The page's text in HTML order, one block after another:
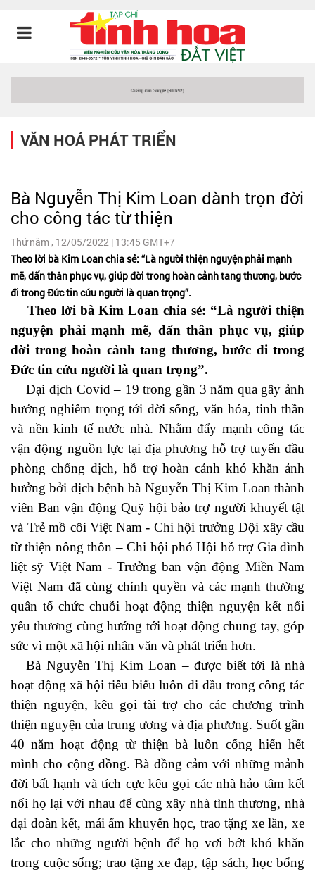
VĂN HOÁ PHÁT TRIỂN
Bà Nguyễn Thị Kim Loan dành trọn đời
cho công tác từ thiện
Thứ năm , 12/05/2022 | 13:45 GMT+7
Theo lời bà Kim Loan chia sẻ: “Là người thiện nguyện phải mạnh
mẽ, dấn thân phục vụ, giúp đời trong hoàn cảnh tang thương, bước
đi trong Đức tin cứu người là quan trọng”.
Theo lời bà Kim Loan chia sẻ: “Là người thiện
nguyện phải mạnh mẽ, dấn thân phục vụ, giúp
đời trong hoàn cảnh tang thương, bước đi trong
Đức tin cứu người là quan trọng”.
Đại dịch Covid – 19 trong gần 3 năm qua gây ảnh
hưởng nghiêm trọng tới đời sống, văn hóa, tinh thần
và nền kinh tế nước nhà. Nhằm đẩy mạnh công tác
vận động nguồn lực tại địa phương hỗ trợ tuyến đầu
phòng chống dịch, hỗ trợ hoàn cảnh khó khăn ảnh
hưởng bởi dịch bệnh bà Nguyễn Thị Kim Loan thành
viên Ban vận động Quỹ hội bảo trợ người khuyết tật
và Trẻ mồ côi Việt Nam - Chi hội trưởng Đội xây cầu
từ thiện nông thôn – Chi hội phó Hội hỗ trợ Gia đình
liệt sỹ Việt Nam - Trưởng ban vận động Miền Nam
Việt Nam đã cùng chính quyền và các mạnh thường
quân tổ chức chuỗi hoạt động thiện nguyện kết nối
yêu thương cùng hướng tới hoạt động chung tay, góp
sức vì một xã hội nhân văn và phát triển hơn.
Bà Nguyễn Thị Kim Loan – được biết tới là nhà
hoạt động xã hội tiêu biểu luôn đi đầu trong công tác
thiện nguyện, kêu gọi tài trợ cho các chương trình
thiện nguyện của trung ương và địa phương. Suốt gần
40 năm hoạt động từ thiện bà luôn cống hiến hết
mình cho cộng đồng. Bà đồng cảm với những mảnh
đời bất hạnh và tích cực kêu gọi các nhà hảo tâm kết
nối họ lại với nhau để cùng xây nhà tình thương, nhà
đại đoàn kết, mái ấm khuyến học, trao tặng xe lăn, xe
lắc cho những người bệnh để họ vơi bớt khó khăn
trong cuộc sống; trao tặng xe đạp, tập sách, học bổng